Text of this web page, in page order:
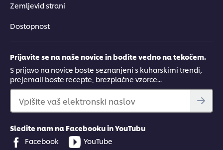
Zemljevid strani
Dostopnost
Prijavite se na naše novice in bodite vedno na tekočem.
S prijavo na novice boste seznanjeni s kuharskimi trendi,
prejemali boste recepte, brezplačne vzorce...
Vpišite vaš elektronski naslov
Sledite nam na Facebooku in YouTubu
Facebook
YouTube